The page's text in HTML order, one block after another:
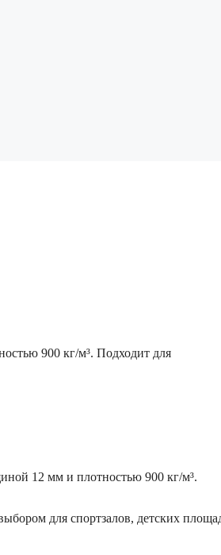
900 кг/м³. Подходит для
12 мм и плотностью 900 кг/м³.
для спортзалов, детских